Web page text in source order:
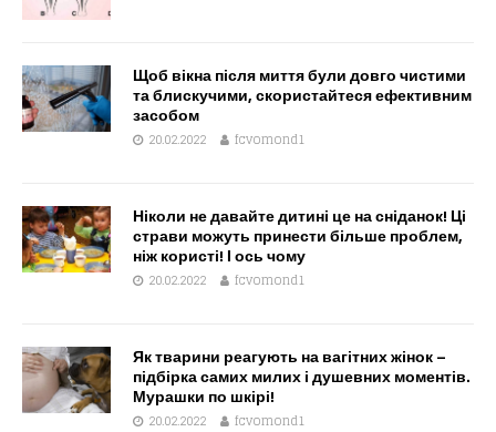
Щоб вікна після миття були довго чистими
та блискучими, скористайтеся ефективним
засобом
20.02.2022 fcvomond1
Ніколи не давайте дитині це на сніданок! Ці
страви можуть принести більше проблем,
ніж користі! І ось чому
20.02.2022 fcvomond1
Як тварини реагують на вагітних жінок –
підбірка самих милих і душевних моментів.
Мурашки по шкірі!
20.02.2022 fcvomond1